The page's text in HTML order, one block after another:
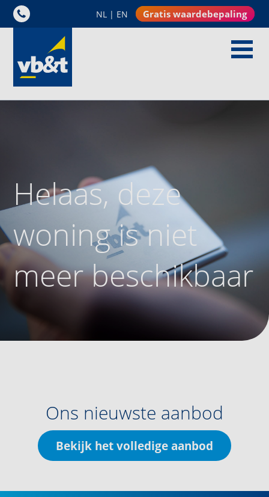
NL | EN Gratis waardebepaling
Helaas, deze
woning is niet
meer beschikbaar
Ons nieuwste aanbod
Bekijk het volledige aanbod